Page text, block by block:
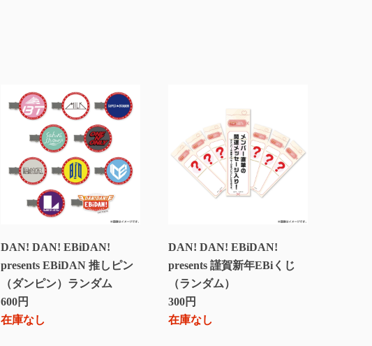
DAN! DAN! EBiDAN!
presents EBiDAN 推しピン
（ダンピン）ランダム
600円
在庫なし
DAN! DAN! EBiDAN!
presents 謹賀新年EBiくじ
（ランダム）
300円
在庫なし